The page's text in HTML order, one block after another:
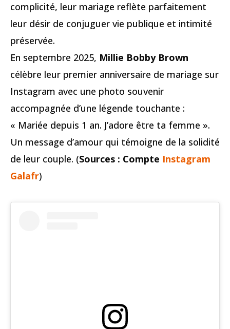
complicité, leur mariage reflète parfaitement
leur désir de conjuguer vie publique et intimité
préservée.
En septembre 2025, Millie Bobby Brown
célèbre leur premier anniversaire de mariage sur
Instagram avec une photo souvenir
accompagnée d’une légende touchante :
« Mariée depuis 1 an. J’adore être ta femme ».
Un message d’amour qui témoigne de la solidité
de leur couple. (Sources : Compte Instagram
Galafr)